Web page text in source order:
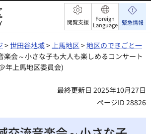
閲覧支援
Foreign
Language 緊急情報
>世田谷地域>上馬地区>地区のできごと一
楽会～小さな子も大人も楽しめるコンサート
年上馬地区委員会)
最終更新日 2025年10月27日
ページID 28826